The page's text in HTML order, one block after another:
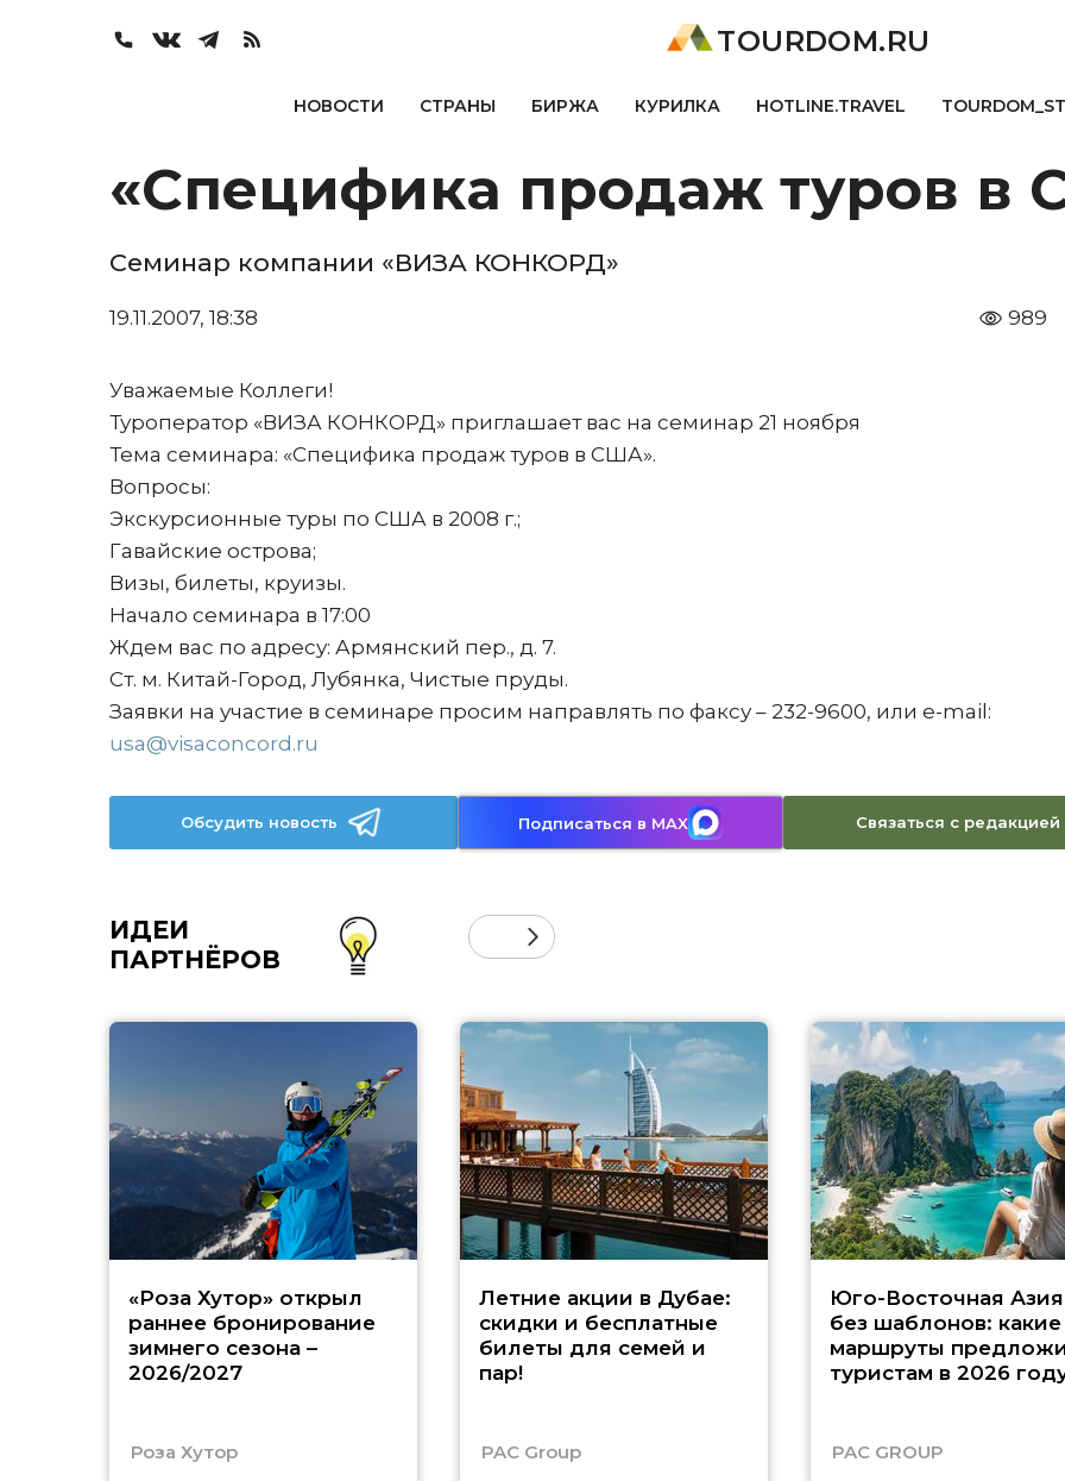
TOURDOM.RU
НОВОСТИ СТРАНЫ БИРЖА КУРИЛКА HOTLINE.TRAVEL
«Специфика продаж туров в
Семинар компании «ВИЗА КОНКОРД»
19.11.2007, 18:38 989
Уважаемые Коллеги!
Туроператор «ВИЗА КОНКОРД» приглашает вас на семинар 21 ноября
Тема семинара: «Специфика продаж туров в США».
Вопросы:
Экскурсионные туры по США в 2008 г.;
Гавайские острова;
Визы, билеты, круизы.
Начало семинара в 17:00
Ждем вас по адресу: Армянский пер., д. 7.
Ст. м. Китай-Город, Лубянка, Чистые пруды.
Заявки на участие в семинаре просим направлять по факсу – 232-9600, или e-mail:
usa@visaconcord.ru
Обсудить новость Подписаться в MAX Связаться с редакцией
ИДЕИ
ПАРТНЁРОВ
«Роза Хутор» открыл
раннее бронирование
зимнего сезона –
2026/2027
Роза Хутор
Летние акции в Дубае:
скидки и бесплатные
билеты для семей и
пар!
PAC Group
Юго-Восточная Азия
без шаблонов: какие
маршруты
туристам в 2026
PAC GROUP